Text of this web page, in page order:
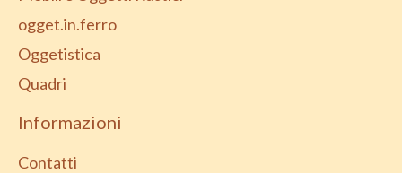
ogget.in.ferro
Oggetistica
Quadri
Informazioni
Contatti